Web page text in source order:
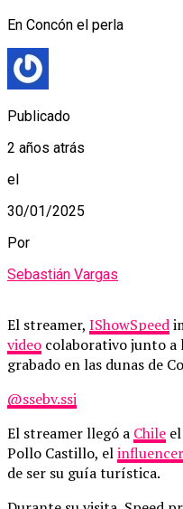
En Concón el perla
Publicado
2 años atrás
el
30/01/2025
Por
Sebastián Vargas
El streamer, IShowSpeed
video colaborativo junto a
grabado en las dunas de
@ssebv.ssj
El streamer llegó a Chile
Pollo Castillo, elinfluencer
de ser su guía turística.